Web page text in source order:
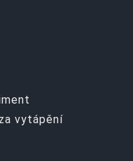
vytápění